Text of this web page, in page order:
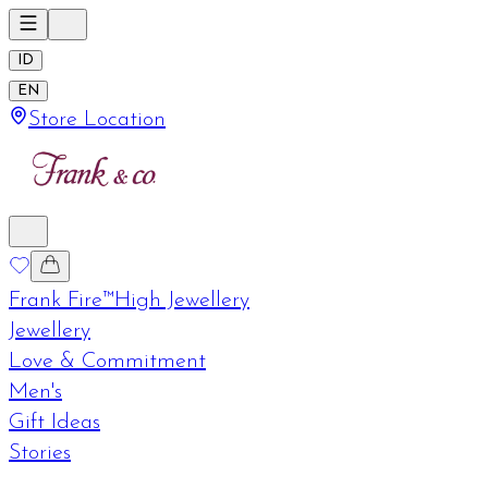
ID
EN
Store Location
Frank Fire™High Jewellery
Jewellery
Love & Commitment
Men's
Gift Ideas
Stories